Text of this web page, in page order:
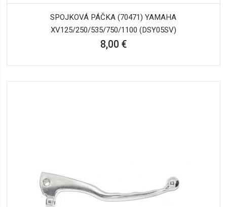
SPOJKOVÁ PÁČKA (70471) YAMAHA
XV125/250/535/750/1100 (DSY05SV)
8,00 €